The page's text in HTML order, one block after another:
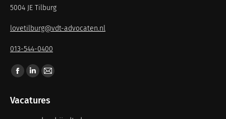
5004 JE Tilburg
lovetilburg@vdt-advocaten.nl
013-544-0400
Vind ons op:
Vacatures